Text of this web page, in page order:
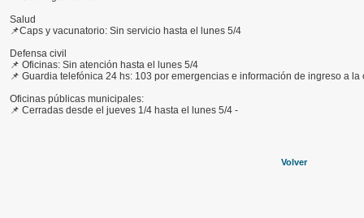
Salud
📌Caps y vacunatorio: Sin servicio hasta el lunes 5/4
Defensa civil
📌 Oficinas: Sin atención hasta el lunes 5/4
📌 Guardia telefónica 24 hs: 103 por emergencias e información de ingreso a la
Oficinas públicas municipales:
📌 Cerradas desde el jueves 1/4 hasta el lunes 5/4 -
Volver